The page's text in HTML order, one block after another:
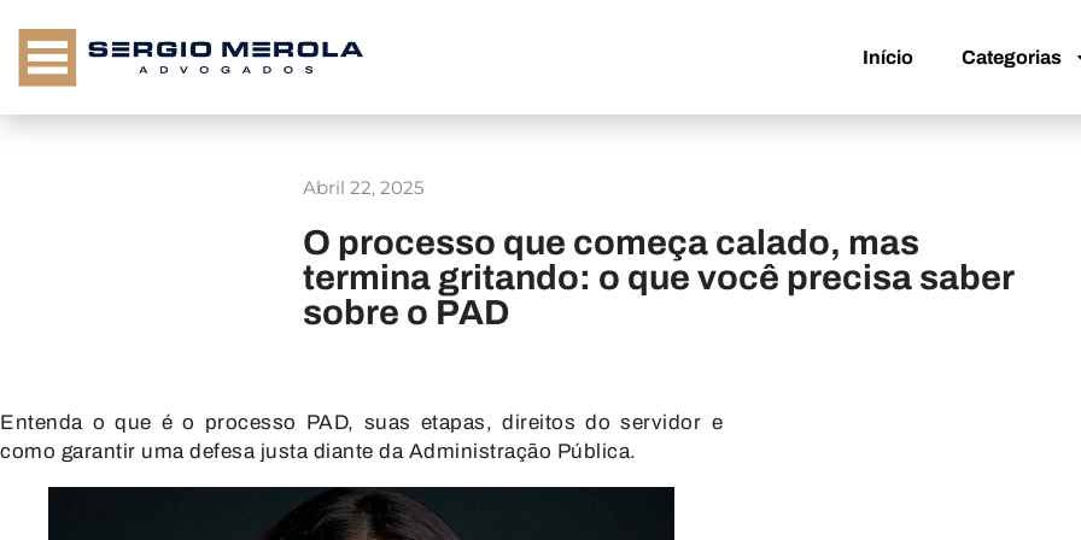
Início Categorias
Início Categorias
Abril 22, 2025
O processo que começa calado, mas
termina gritando: o que você precisa saber
sobre o PAD
Entenda o que é o processo PAD, suas etapas, direitos do servidor e
como garantir uma defesa justa diante da Administração Pública.